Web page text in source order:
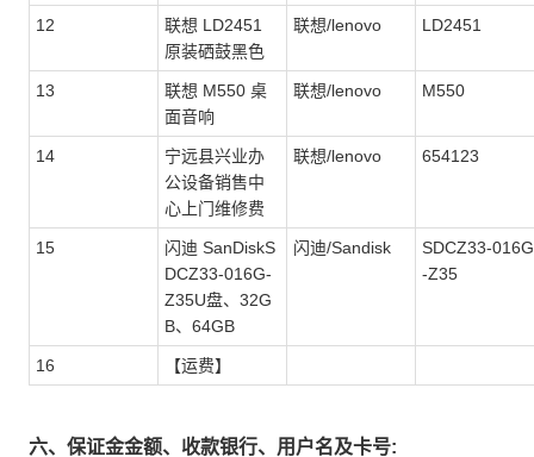
12
联想 LD2451
原装硒鼓黑色
联想/lenovo LD2451
13
联想 M550 桌
面音响
联想/lenovo M550
14
宁远县兴业办
公设备销售中
心上门维修费
联想/lenovo 654123
15
闪迪 SanDiskS
DCZ33-016G-
Z35U盘、32G
B、64GB
闪迪/Sandisk
SDCZ33-016G
-Z35
16 【运费】
六、保证金金额、收款银行、用户名及卡号: